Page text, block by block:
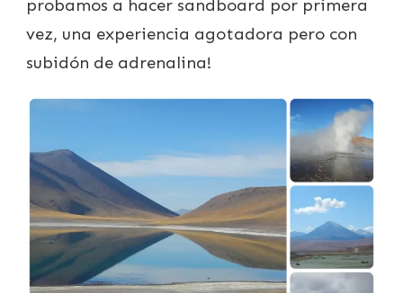
probamos a hacer sandboard por primera
vez, una experiencia agotadora pero con
subidón de adrenalina!